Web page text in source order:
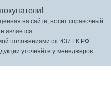
на сайте, носит справочный
является
положениями ст. 437 ГК РФ.
уточняйте у менеджеров.